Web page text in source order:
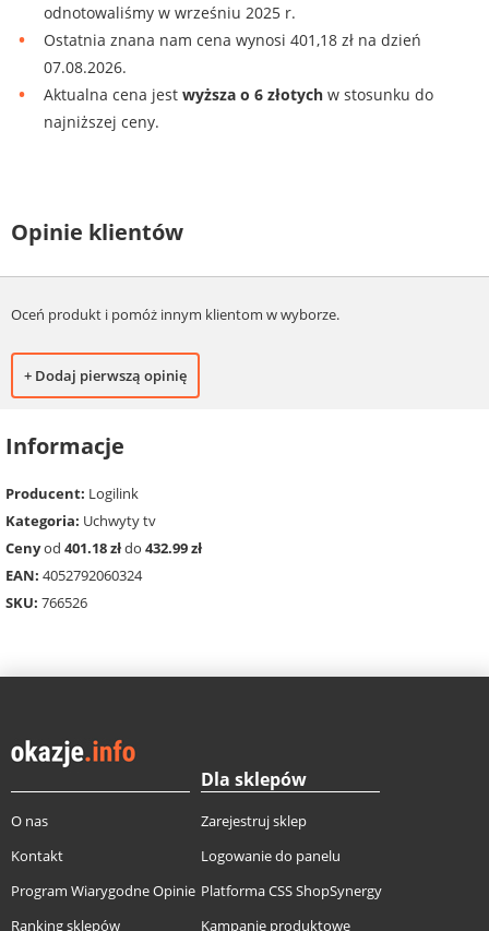
odnotowaliśmy w wrześniu 2025 r.
Ostatnia znana nam cena wynosi 401,18 zł na dzień
07.08.2026.
Aktualna cena jest wyższa o 6 złotych w stosunku do
najniższej ceny.
Opinie klientów
Oceń produkt i pomóż innym klientom w wyborze.
+ Dodaj pierwszą opinię
Informacje
Producent: Logilink
Kategoria: Uchwyty tv
Cenyod 401.18 złdo 432.99 zł
EAN: 4052792060324
SKU: 766526
O nas
Kontakt
Program Wiarygodne Opinie
Ranking sklepów
Dla sklepów
Zarejestruj sklep
Logowanie do panelu
Platforma CSS ShopSynergy
Kampanie produktowe